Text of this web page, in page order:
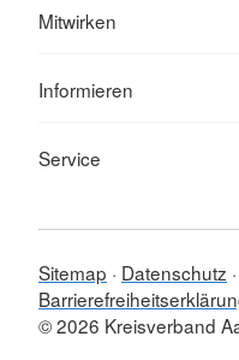
Mitwirken
Informieren
Service
Sitemap Datenschutz
© 2026 Kreisverband